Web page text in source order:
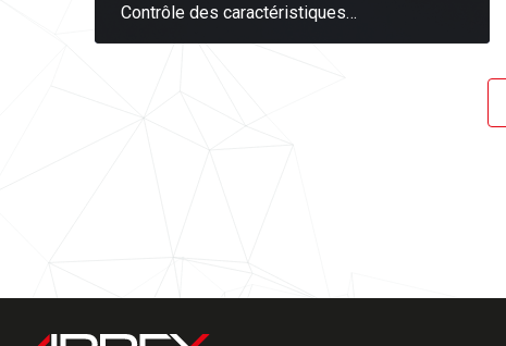
Contrôle des caractéristiques…